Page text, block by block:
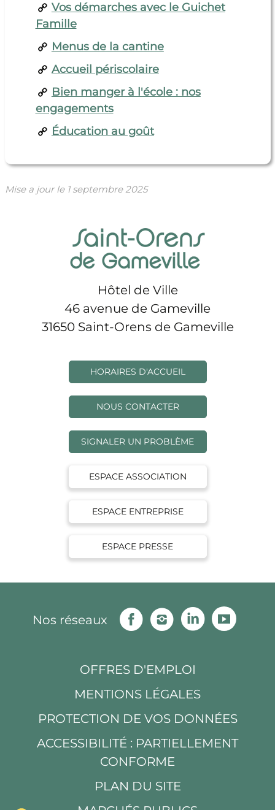
Vos démarches avec le Guichet
Famille
Menus de la cantine
Accueil périscolaire
Bien manger à l'école : nos
engagements
Éducation au goût
Mise a jour le 1 septembre 2025
Hôtel de Ville
46 avenue de Gameville
31650 Saint-Orens de Gameville
HORAIRES D'ACCUEIL
NOUS CONTACTER
SIGNALER UN PROBLÈME
ESPACE ASSOCIATION
ESPACE ENTREPRISE
ESPACE PRESSE
Nos réseaux
FacebookInstagramLinkedin
OFFRES D'EMPLOI
MENTIONS LÉGALES
PROTECTION DE VOS DONNÉES
ACCESSIBILITÉ : PARTIELLEMENT
CONFORME
PLAN DU SITE